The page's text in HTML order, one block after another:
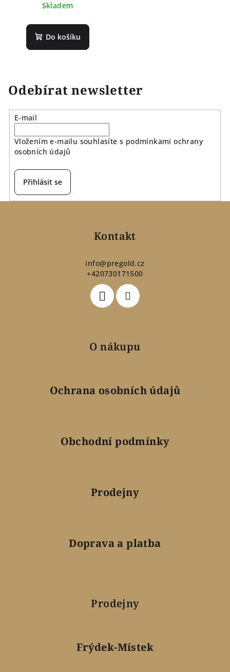
Skladem
Do košíku
Odebírat newsletter
E-mail
Vložením e-mailu souhlasíte s podmínkami ochrany
osobních údajů
Přihlásit se
Kontakt
info@pregold.cz
+420730171500
O nákupu
Ochrana osobních údajů
Obchodní podmínky
Prodejny
Doprava a platba
Prodejny
Frýdek-Místek